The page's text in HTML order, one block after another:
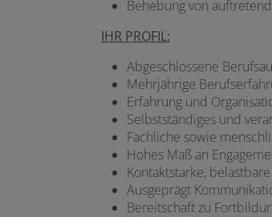
Behebung von
IHR PROFIL:
Abgeschlossene
Mehrjährige
Erfahrung und
Selbstständiges und
Fachliche sowie
Hohes Maß an
Kontaktstarke,
Ausgeprägt
Bereitschaft zu